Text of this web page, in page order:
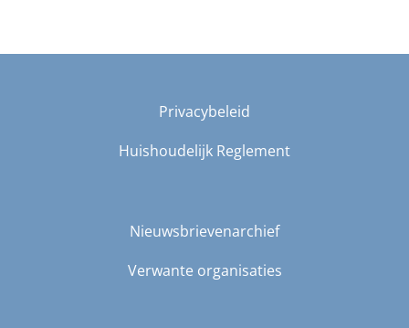
Privacybeleid
Huishoudelijk Reglement
Nieuwsbrievenarchief
Verwante organisaties